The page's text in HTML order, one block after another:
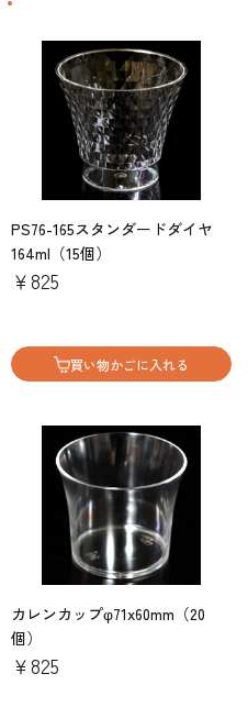
PS76-165スタンダードダイヤ
164ml（15個）
￥825
買い物かごに入れる
カレンカップφ71x60mm（20
個）
￥825